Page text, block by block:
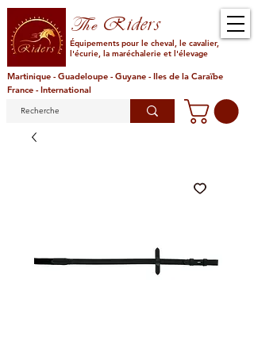
TheRiders
Équipements pour le cheval, le cavalier,
l'écurie, la maréchalerie et l'élevage
Martinique - Guadeloupe - Guyane - Iles de la Caraïbe
France - International